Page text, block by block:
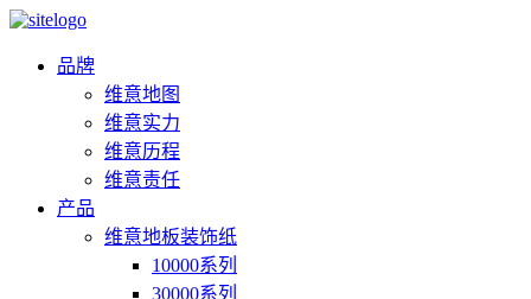
品牌
维意地图
维意实力
维意历程
维意责任
产品
维意地板装饰纸
10000系列
30000系列